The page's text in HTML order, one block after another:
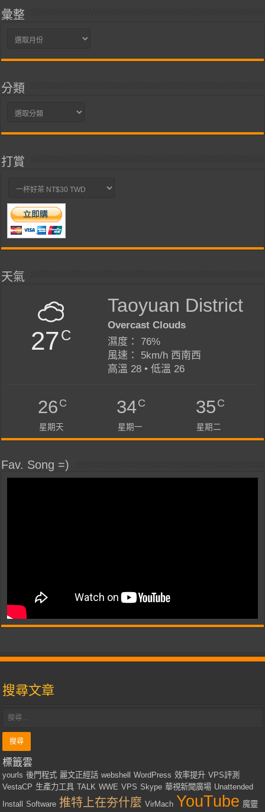
彙整
彙
分類
分
打賞
天氣
27C
Taoyuan District
Overcast Clouds
濕度： 76%
風速： 5km/h 西南西
高溫 28 • 低溫 26
26C
星期天
34C
星期一
35C
星期二
Fav. Song =)
搜尋文章
標籤雲
yourls 後門程式 麗文正經話 webshell WordPress 效率提升 VPS評測
VestaCP 生產力工具 TALK WWE VPS Skype 華視新聞廣場 Unattended
Install
Software 推特上在夯什麼 VirMach YouTube 魔靈